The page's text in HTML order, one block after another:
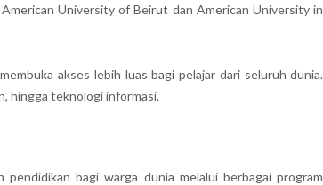
University of Beirut dan American University in
akses lebih luas bagi pelajar dari seluruh dunia.
hingga teknologi informasi.
bagi warga dunia melalui berbagai program